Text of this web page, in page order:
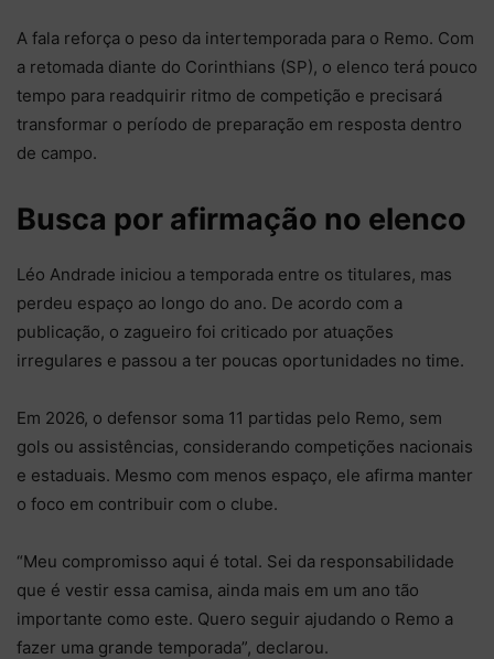
A fala reforça o peso da intertemporada para o Remo. Com
a retomada diante do Corinthians (SP), o elenco terá pouco
tempo para readquirir ritmo de competição e precisará
transformar o período de preparação em resposta dentro
de campo.
Busca por afirmação no elenco
Léo Andrade iniciou a temporada entre os titulares, mas
perdeu espaço ao longo do ano. De acordo com a
publicação, o zagueiro foi criticado por atuações
irregulares e passou a ter poucas oportunidades no time.
Em 2026, o defensor soma 11 partidas pelo Remo, sem
gols ou assistências, considerando competições nacionais
e estaduais. Mesmo com menos espaço, ele afirma manter
o foco em contribuir com o clube.
“Meu compromisso aqui é total. Sei da responsabilidade
que é vestir essa camisa, ainda mais em um ano tão
importante como este. Quero seguir ajudando o Remo a
fazer uma grande temporada”, declarou.